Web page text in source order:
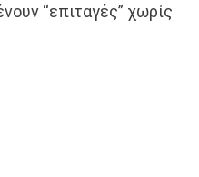
“επιταγές” χωρίς